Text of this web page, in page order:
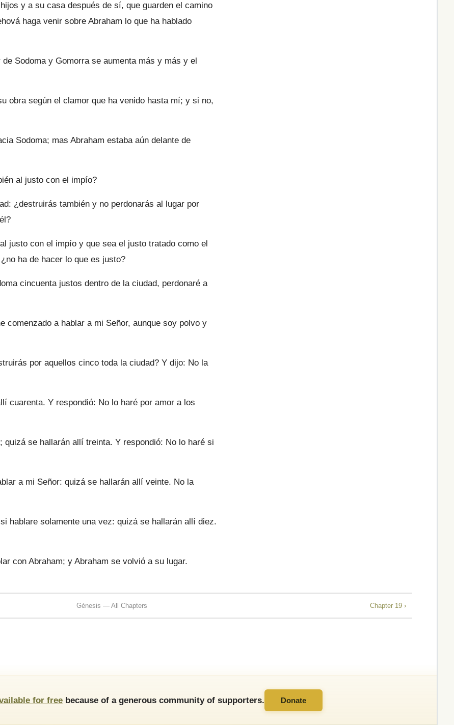
y a su casa después de sí, que guarden el camino
haga venir sobre Abraham lo que ha hablado
Sodoma y Gomorra se aumenta más y más y el
obra según el clamor que ha venido hasta mí; y si no,
Sodoma; mas Abraham estaba aún delante de
al justo con el impío?
¿destruirás también y no perdonarás al lugar por
justo con el impío y que sea el justo tratado como el
ha de hacer lo que es justo?
cincuenta justos dentro de la ciudad, perdonaré a
comenzado a hablar a mi Señor, aunque soy polvo y
por aquellos cinco toda la ciudad? Y dijo: No la
cuarenta. Y respondió: No lo haré por amor a los
se hallarán allí treinta. Y respondió: No lo haré si
a mi Señor: quizá se hallarán allí veinte. No la
hablare solamente una vez: quizá se hallarán allí diez.
con Abraham; y Abraham se volvió a su lugar.
Génesis — All Chapters Chapter 19 ›
for free because of a generous community of supporters. Donate